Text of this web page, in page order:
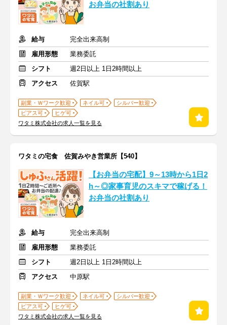
お弁当の社割あり
給与
完全出来高制
雇用形態
業務委託
シフト
週2日以上 1日2時間以上
アクセス
佐賀駅
副業・Ｗワーク歓迎 ネイル可
シルバー歓迎
ピアス可
ヒゲ可
ワタミ株式会社の求人一覧を見る
ワタミの宅食 佐賀みやき営業所【540】
【お弁当の宅配】9～13時から1日2
h～◎家事育児のスキマで稼げる！
お弁当の社割あり
給与
完全出来高制
雇用形態
業務委託
シフト
週2日以上 1日2時間以上
アクセス
中原駅
副業・Ｗワーク歓迎 ネイル可
シルバー歓迎
ピアス可
ヒゲ可
ワタミ株式会社の求人一覧を見る